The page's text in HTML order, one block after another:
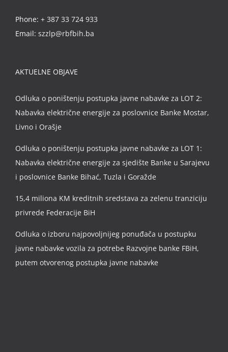
Phone: + 387 33 724 933
Email: szzlp@rbfbih.ba
AKTUELNE OBJAVE
Odluka o poništenju postupka javne nabavke za LOT 2:
Nabavka električne energije za poslovnice Banke Mostar,
Livno i Orašje
Odluka o poništenju postupka javne nabavke za LOT 1:
Nabavka električne energije za sjedište Banke u Sarajevu
i poslovnice Banke Bihać, Tuzla i Goražde
15,4 miliona KM kreditnih sredstava za zelenu tranziciju
privrede Federacije BiH
Odluka o izboru najpovoljnijeg ponuđača u postupku
javne nabavke vozila za potrebe Razvojne banke FBiH,
putem otvorenog postupka javne nabavke